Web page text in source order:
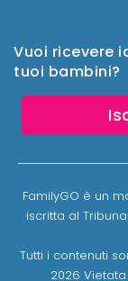
Vuoi ricevere
tuoi bambini?
FamilyGO è un
iscritta al
Tutti i contenuti
2026